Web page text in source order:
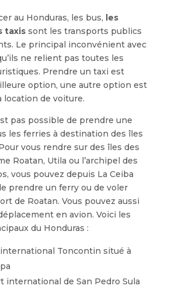
au Honduras, les bus, les
taxissont les transports publics
Le principal inconvénient avec
ne relient pas toutes les
Prendre un taxi est
option, une autre option est
location de voiture.
pas possible de prendre une
les ferries à destination des îles
vous rendre sur des îles des
Roatan, Utila ou l’archipel des
vous pouvez depuis La Ceiba
prendre un ferry ou de voler
de Roatan. Vous pouvez aussi
en avion. Voici les
du Honduras :
Toncontin situé à
international de San Pedro Sula